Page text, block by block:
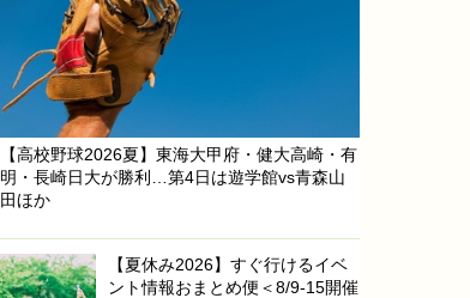
【高校野球2026夏】東海大甲府・健大高崎・有
明・長崎日大が勝利…第4日は遊学館vs青森山
田ほか
【夏休み2026】すぐ行けるイベ
ント情報おまとめ便＜8/9-15開催